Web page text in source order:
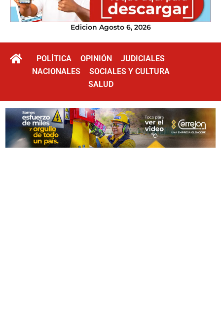
Edicion Agosto 6, 2026
POLÍTICA OPINIÓN
JUDICIALES
NACIONALES
SOCIALES Y CULTURA
SALUD